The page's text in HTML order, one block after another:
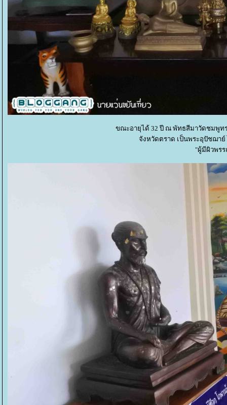
ขณะอายุได้ 32 ปี ณ พัทธสีมาวัดชมพูท
จังหวัดตราด เป็นพระอุปัชฌา
"ผู้มีผิวพร